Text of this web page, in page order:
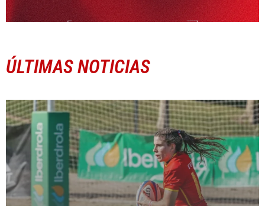
ÚLTIMAS NOTICIAS